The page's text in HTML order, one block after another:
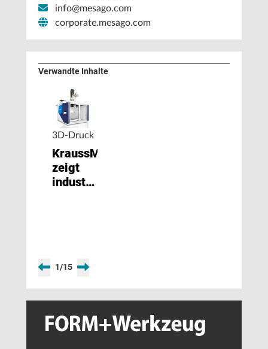
info@mesago.com
corporate.mesago.com
Verwandte Inhalte
3D-Druck
KraussMaffei
zeigt
industrialisierte
1/15